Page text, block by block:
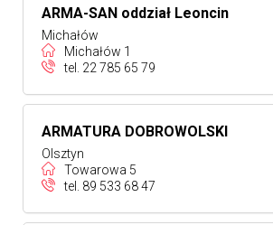
ARMA-SAN oddział Leoncin
Michałów
Michałów 1
tel. 22 785 65 79
ARMATURA DOBROWOLSKI
Olsztyn
Towarowa 5
tel. 89 533 68 47